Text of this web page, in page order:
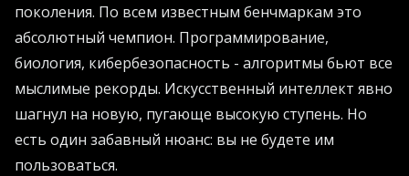
поколения. По всем известным бенчмаркам это
абсолютный чемпион. Программирование,
биология, кибербезопасность - алгоритмы бьют все
мыслимые рекорды. Искусственный интеллект явно
шагнул на новую, пугающе высокую ступень. Но
есть один забавный нюанс: вы не будете им
пользоваться.